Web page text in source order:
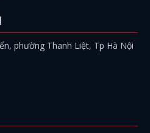
phường Thanh Liệt, Tp Hà Nội